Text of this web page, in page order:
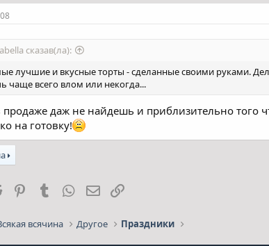
сказав(ла):
лучшие и вкусные торты - сделанные своими руками.
чаще всего влом или некогда...
продаже даж не найдешь и приблизительно того
на готовку!
Reddit PinterestTumblr WhatsApp
E-mailПосилання
всячина Другое Праздники